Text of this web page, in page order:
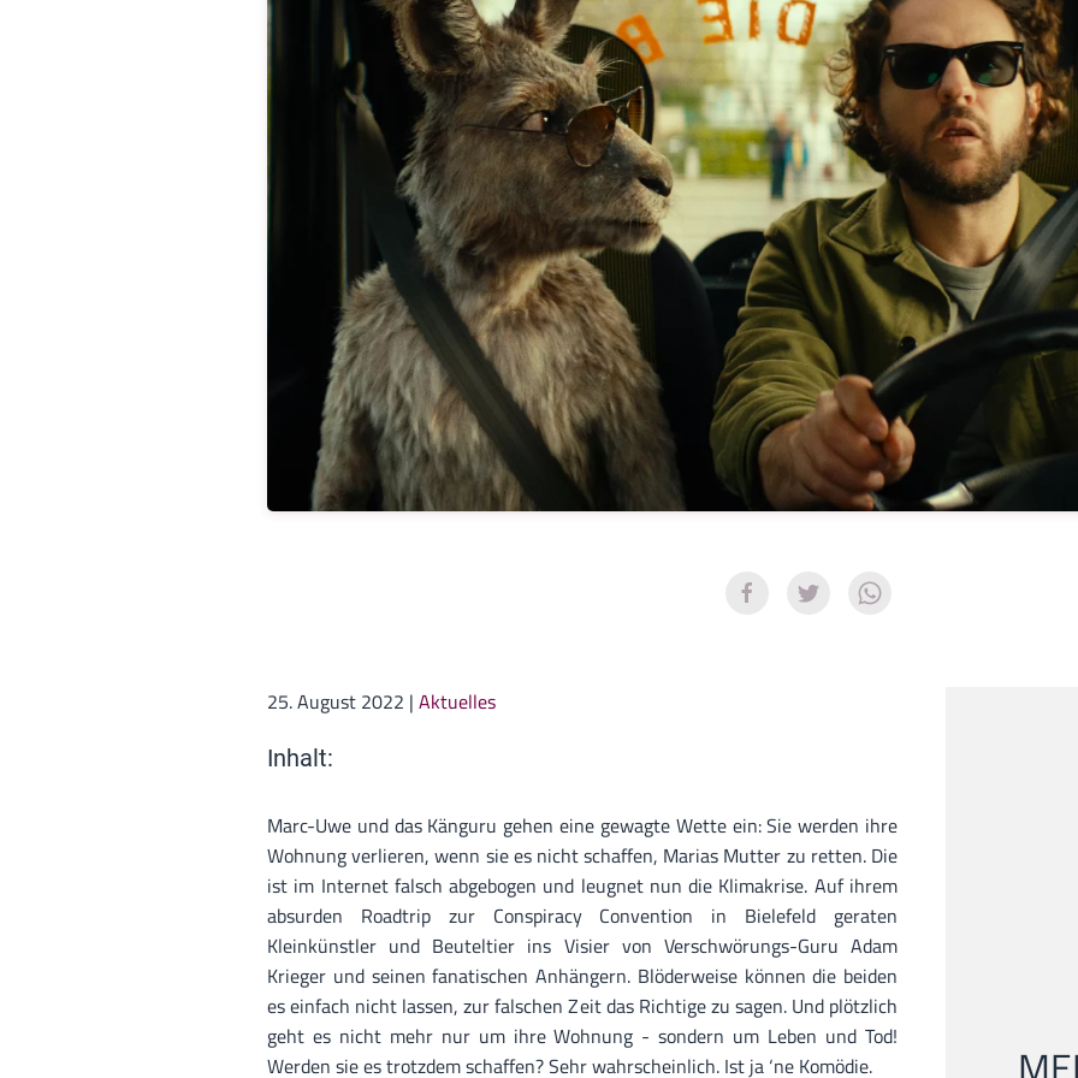
25. August 2022 | Aktuelles
Inhalt:
Marc-Uwe und das Känguru gehen eine gewagte Wette ein: Sie werden ihre
Wohnung verlieren, wenn sie es nicht schaffen, Marias Mutter zu retten. Die
ist im Internet falsch abgebogen und leugnet nun die Klimakrise. Auf ihrem
absurden Roadtrip zur Conspiracy Convention in Bielefeld geraten
Kleinkünstler und Beuteltier ins Visier von Verschwörungs-Guru Adam
Krieger und seinen fanatischen Anhängern. Blöderweise können die beiden
es einfach nicht lassen, zur falschen Zeit das Richtige zu sagen. Und plötzlich
geht es nicht mehr nur um ihre Wohnung - sondern um Leben und Tod!
Werden sie es trotzdem schaffen? Sehr wahrscheinlich. Ist ja ‘ne Komödie.